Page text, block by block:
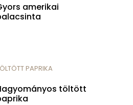
amerikai
PAPRIKA
töltött